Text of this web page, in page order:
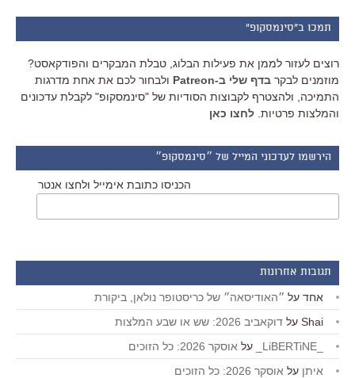
תמכו ב"סינמסקופ"
רוצים לעזור לממן את פעילות הבלוג, טבלת המבקרים והפודקאסט?
מוזמנים לבקר בדף שלי ב-Patreon
ולבחור לכם את אחת מדרגות
התמיכה, ולהצטרף לקבוצות הסודיות של "סינמסקופ" לקבלת עדכונים
והמלצות פרטיות. לחצו כאן
הירשמו לעדכוני המייל של ״סינמסקופ״
הכניסו כתובת אימייל ולחצו אנטר
תגובות אחרונות
אחד על ״האודיסאה״ של כריסטופר נולאן, ביקורת
Shai על דוקאביב 2026: שש או שבע המלצות
על אוסקר 2026: כל הזוכים
איתן על אוסקר 2026: כל הזוכים